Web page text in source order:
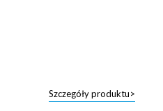
Szczegóły produktu>